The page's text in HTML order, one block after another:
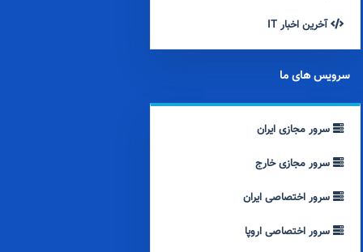
آخرین اخبار IT
سرویس های ما
سرور مجازی ایران
سرور مجازی خارج
سرور اختصاصی ایران
سرور اختصاصی اروپا